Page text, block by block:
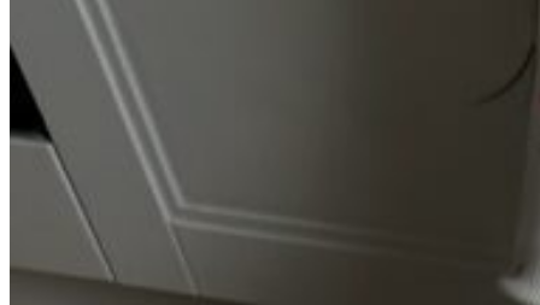
Вход / Регистрация
Список желаний (Wishlist)
пунктов /